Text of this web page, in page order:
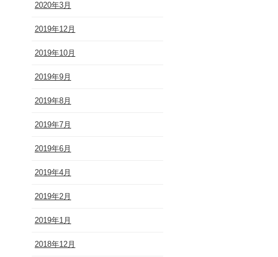
2020年3月
2019年12月
2019年10月
2019年9月
2019年8月
2019年7月
2019年6月
2019年4月
2019年2月
2019年1月
2018年12月